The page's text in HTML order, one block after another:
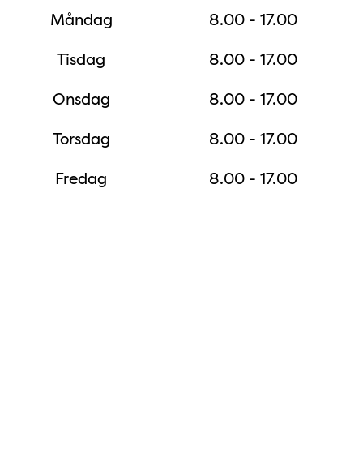
Måndag
8.00 - 17.00
Tisdag
8.00 - 17.00
Onsdag
8.00 - 17.00
Torsdag
8.00 - 17.00
Fredag
8.00 - 17.00